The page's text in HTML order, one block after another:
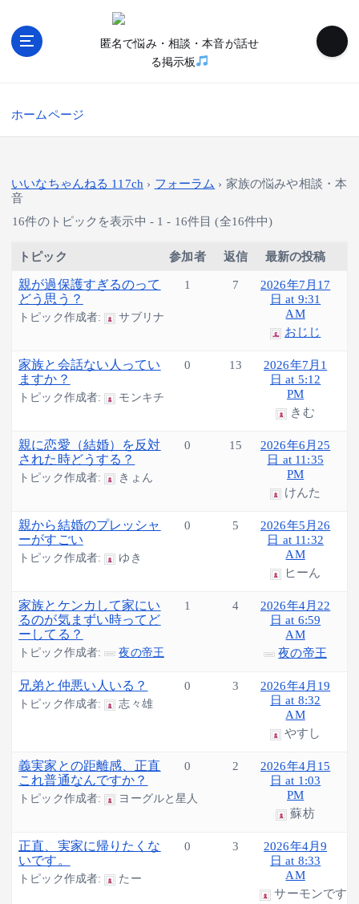
匿名で悩み・相談・本音が話せ
る掲示板
ホームページ
いいなちゃんねる 117ch › フォーラム › 家族の悩みや相談・本
音
16件のトピックを表示中 - 1 - 16件目 (全16件中)
トピック 参加者 返信 最新の投稿
親が過保護すぎるのって
どう思う？
トピック作成者: サブリナ
1 7
2026年7月17
日 at 9:31
AM
おじじ
家族と会話ない人ってい
ますか？
トピック作成者: モンキチ
0 13
2026年7月1
日 at 5:12
PM
きむ
親に恋愛（結婚）を反対
された時どうする？
トピック作成者: きょん
0 15
2026年6月25
日 at 11:35
PM
けんた
親から結婚のプレッシャ
ーがすごい
トピック作成者: ゆき
0 5
2026年5月26
日 at 11:32
AM
ヒーん
家族とケンカして家にい
るのが気まずい時ってど
ーしてる？
トピック作成者: 夜の帝王
1 4
2026年4月22
日 at 6:59
AM
夜の帝王
兄弟と仲悪い人いる？
トピック作成者: 志々雄
0 3
2026年4月19
日 at 8:32
AM
やすし
義実家との距離感、正直
これ普通なんですか？
トピック作成者: ヨーグルと星人
0 2
2026年4月15
日 at 1:03
PM
蘇枋
正直、実家に帰りたくな
いです。
トピック作成者: たー
0 3
2026年4月9
日 at 8:33
AM
サーモンです